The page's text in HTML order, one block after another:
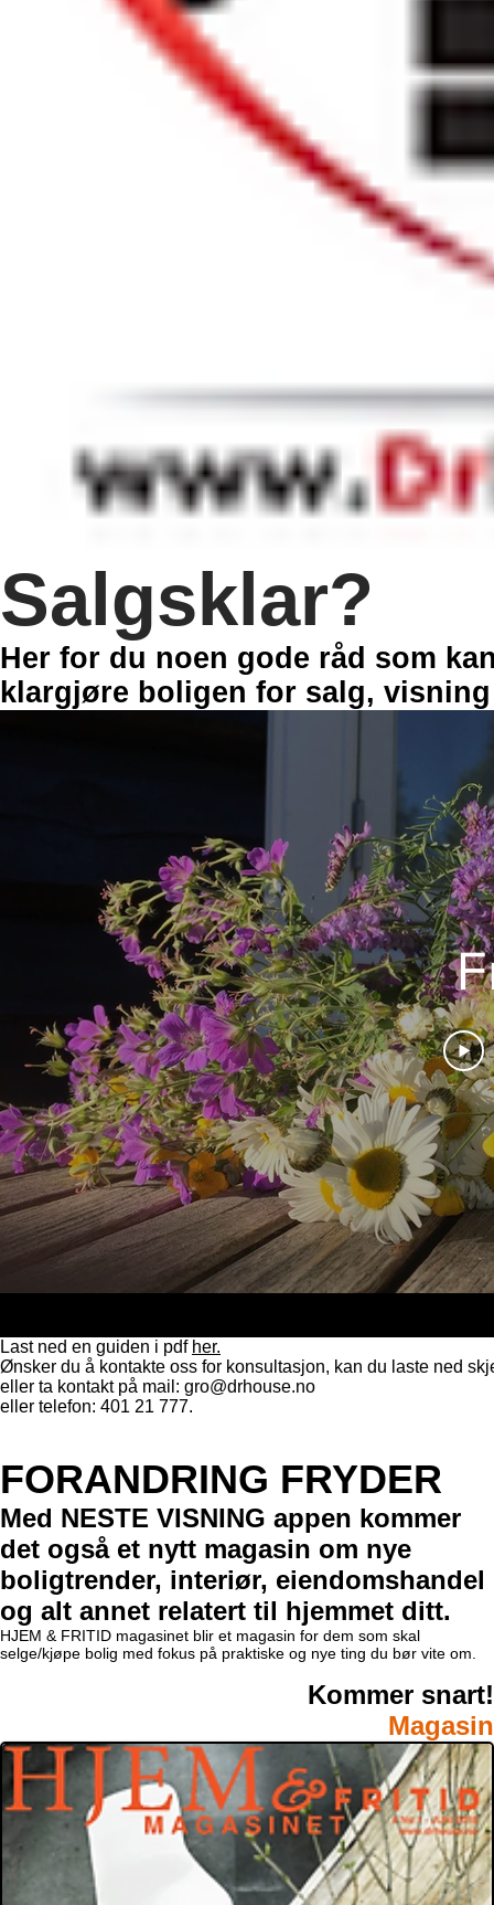
Salgsklar?
Her for du noen gode råd som
klargjøre boligen for salg,
Last ned en guiden i pdf her.
Ønsker du å kontakte oss for konsultasjon, kan du laste ned
eller ta kontakt på mail: gro@drhouse.no
eller telefon: 401 21 777.
FORANDRING FRYDER
Med NESTE VISNING appen kommer
det også et nytt magasin om nye
boligtrender, interiør, eiendomshandel
og alt annet relatert til hjemmet ditt.
HJEM & FRITID magasinet blir et magasin for dem som skal
selge/kjøpe bolig med fokus på praktiske og nye ting du bør vite om.
Kommer snart!
Magasin